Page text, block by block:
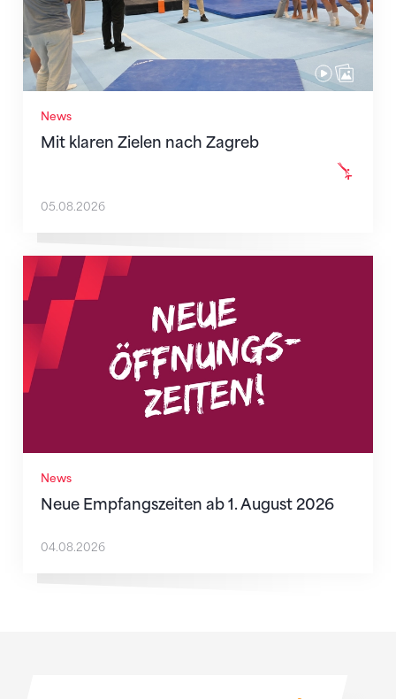
News
Mit klaren Zielen nach Zagreb
05.08.2026
News
Neue Empfangszeiten ab 1. August 2026
Neue Empfangszeiten ab 1. August 2026
04.08.2026